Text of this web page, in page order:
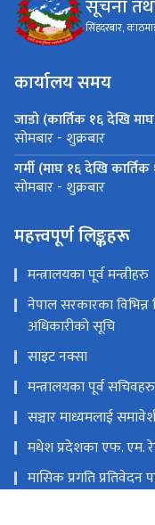
सूचना
सिंहदरबार,
कार्यालय समय
जाडो (कार्तिक १६ देखि
सोमबार - शुक्रबार
गर्मी (माघ १६ देखि
सोमबार - शुक्रबार
महत्त्वपूर्ण लिङ्कहरू
मन्त्रालयका पूर्व मन्त्रीहरु
नेपाल सरकारका
अधिकारीको सूचि
साइट नक्सा
मन्त्रालयका पूर्व सचिवहरु
सञ्चार माध्यमलाई
मधेश प्रदेशका एफ. एम.
मासिक प्रगति